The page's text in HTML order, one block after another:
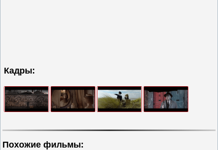
Кадры:
Похожие фильмы: